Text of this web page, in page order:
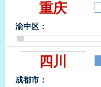
重庆
渝中区：
四川
成都市：